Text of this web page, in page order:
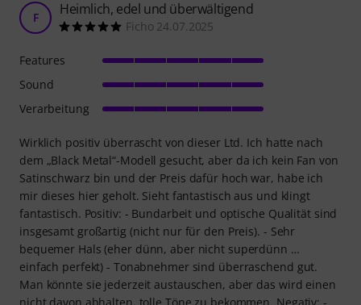
F Heimlich, edel und überwältigend
Ficho 24.07.2025
Wirklich positiv überrascht von dieser Ltd. Ich hatte nach
dem „Black Metal“-Modell gesucht, aber da ich kein Fan von
Satinschwarz bin und der Preis dafür hoch war, habe ich
mir dieses hier geholt. Sieht fantastisch aus und klingt
fantastisch. Positiv: - Bundarbeit und optische Qualität sind
insgesamt großartig (nicht nur für den Preis). - Sehr
bequemer Hals (eher dünn, aber nicht superdünn …
einfach perfekt) - Tonabnehmer sind überraschend gut.
Man könnte sie jederzeit austauschen, aber das wird einen
Features
Sound
Verarbeitung